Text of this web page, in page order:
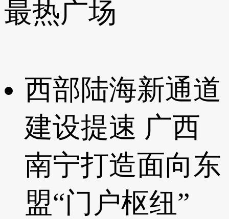
最热广场
西部陆海新通道
建设提速 广西
南宁打造面向东
盟“门户枢纽”